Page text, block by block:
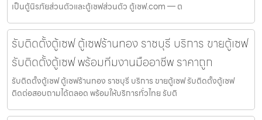
เป็นตู้นิรภัยส่วนตัวและตู้เซฟส่วนตัว ตู้เซฟ.com — ต
รับติดตั้งตู้เซฟ ตู้เซฟร้านทอง ราชบุรี บริการ ขายตู้เซฟ
รับติดตั้งตู้เซฟ พร้อมทีมงานมืออาชีพ ราคาถูก
รับติดตั้งตู้เซฟ ตู้เซฟร้านทอง ราชบุรี บริการ ขายตู้เซฟ รับติดตั้งตู้เซฟ
ติดต่อสอบถามได้ตลอด พร้อมให้บริการทั่วไทย รับติ